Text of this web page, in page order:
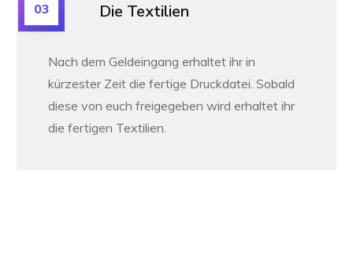
Die Textilien
03
Nach dem Geldeingang erhaltet ihr in
kürzester Zeit die fertige Druckdatei. Sobald
diese von euch freigegeben wird erhaltet ihr
die fertigen Textilien.